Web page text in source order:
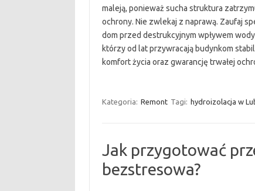
maleją, ponieważ sucha struktura
ochrony. Nie zwlekaj z naprawą. Zaufaj
dom przed destrukcyjnym wpływem
którzy od lat przywracają budynkom
komfort życia oraz gwarancję trwałej
Kategoria: Remont Tagi: hydroizolacja w
Jak przygotować
bezstresowa?